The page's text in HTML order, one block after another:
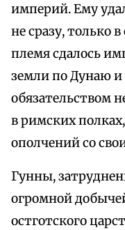
империй. Ему
не сразу, только
племя сдалось
земли по Дунаю и
обязательством
в римских
ополчений со
Гунны,
огромной
остготского